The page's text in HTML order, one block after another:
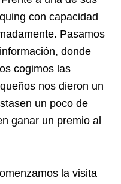
con capacidad
Pasamos
donde
cogimos las
nos dieron un
un poco de
ganar un premio al
la visita